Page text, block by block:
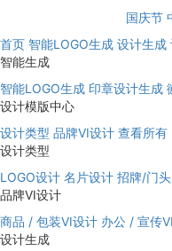
国庆节
首页 智能LOGO生成 设计生成
智能生成
智能LOGO生成 印章设计生成
设计模版中心
设计类型 品牌VI设计 查看所有
设计类型
LOGO设计 名片设计 招牌/门头
品牌VI设计
商品 / 包装VI设计 办公 / 宣传
设计生成